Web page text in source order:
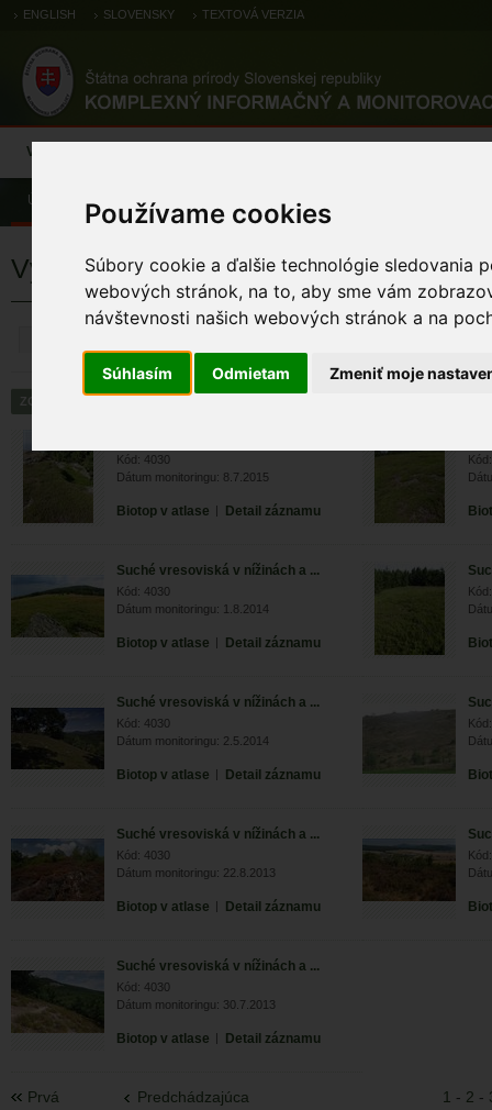
Používame cookies
Súbory cookie a ďalšie technológie sledovania
webových stránok, na to, aby sme vám
návštevnosti našich webových stránok a na
Súhlasím Odmietam Zmeniť moje
ENGLISH SLOVENSKY TEXTOVÁ VERZIA
Výsledky monitoringu
Úvod
Výsledky monitoringu
Kód: 4030
Dátum monitoringu: 8.7.2015
Biotop v atlase | Detail záznamu
Suché vresoviská v nížinách a ...
Kód: 4030
Dátum monitoringu: 1.8.2014
Biotop v atlase | Detail záznamu
Suché vresoviská v nížinách a ...
Kód: 4030
Dátum monitoringu: 2.5.2014
Biotop v atlase | Detail záznamu
Suché vresoviská v nížinách a ...
Kód: 4030
Dátum monitoringu: 22.8.2013
Biotop v atlase | Detail záznamu
Suché vresoviská v nížinách a ...
Kód: 4030
Dátum monitoringu: 30.7.2013
Biotop v atlase | Detail záznamu
Prvá Predchádzajúca 1 - 2 -